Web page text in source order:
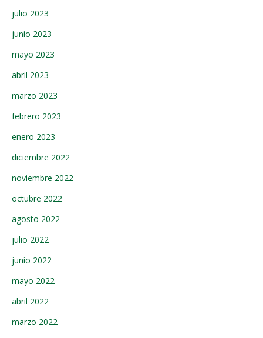
julio 2023
junio 2023
mayo 2023
abril 2023
marzo 2023
febrero 2023
enero 2023
diciembre 2022
noviembre 2022
octubre 2022
agosto 2022
julio 2022
junio 2022
mayo 2022
abril 2022
marzo 2022